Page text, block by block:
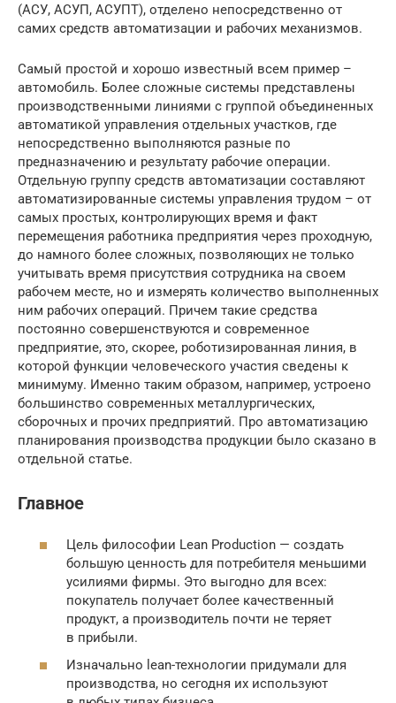
(АСУ, АСУП, АСУПТ), отделено непосредственно от
самих средств автоматизации и рабочих механизмов.
Самый простой и хорошо известный всем пример –
автомобиль. Более сложные системы представлены
производственными линиями с группой объединенных
автоматикой управления отдельных участков, где
непосредственно выполняются разные по
предназначению и результату рабочие операции.
Отдельную группу средств автоматизации составляют
автоматизированные системы управления трудом – от
самых простых, контролирующих время и факт
перемещения работника предприятия через проходную,
до намного более сложных, позволяющих не только
учитывать время присутствия сотрудника на своем
рабочем месте, но и измерять количество выполненных
ним рабочих операций. Причем такие средства
постоянно совершенствуются и современное
предприятие, это, скорее, роботизированная линия, в
которой функции человеческого участия сведены к
минимуму. Именно таким образом, например, устроено
большинство современных металлургических,
сборочных и прочих предприятий. Про автоматизацию
планирования производства продукции было сказано в
отдельной статье.
Главное
Цель философии Lean Production — создать
большую ценность для потребителя меньшими
усилиями фирмы. Это выгодно для всех:
покупатель получает более качественный
продукт, а производитель почти не теряет
в прибыли.
Изначально lean-технологии придумали для
производства, но сегодня их используют